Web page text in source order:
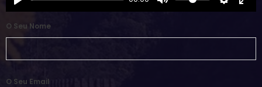
O Seu Nome
O Seu Email